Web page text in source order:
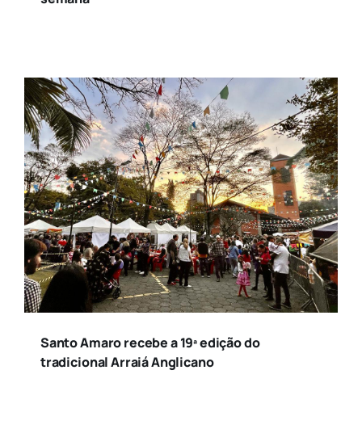
Santo Amaro recebe a 19ª edição do
tradicional Arraiá Anglicano